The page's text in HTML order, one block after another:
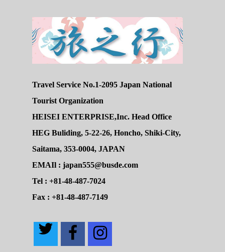
Travel Service No.1-2095 Japan National
Tourist Organization
HEISEI ENTERPRISE,Inc. Head Office
HEG Buliding, 5-22-26, Honcho, Shiki-City,
Saitama, 353-0004, JAPAN
EMAIl : japan555@busde.com
Tel : +81-48-487-7024
Fax : +81-48-487-7149